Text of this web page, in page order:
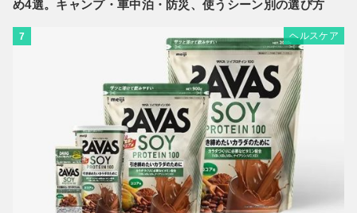
め4選。キャンプ・車中泊・防災、使うシーン別の選び方
7 ヘルスケア